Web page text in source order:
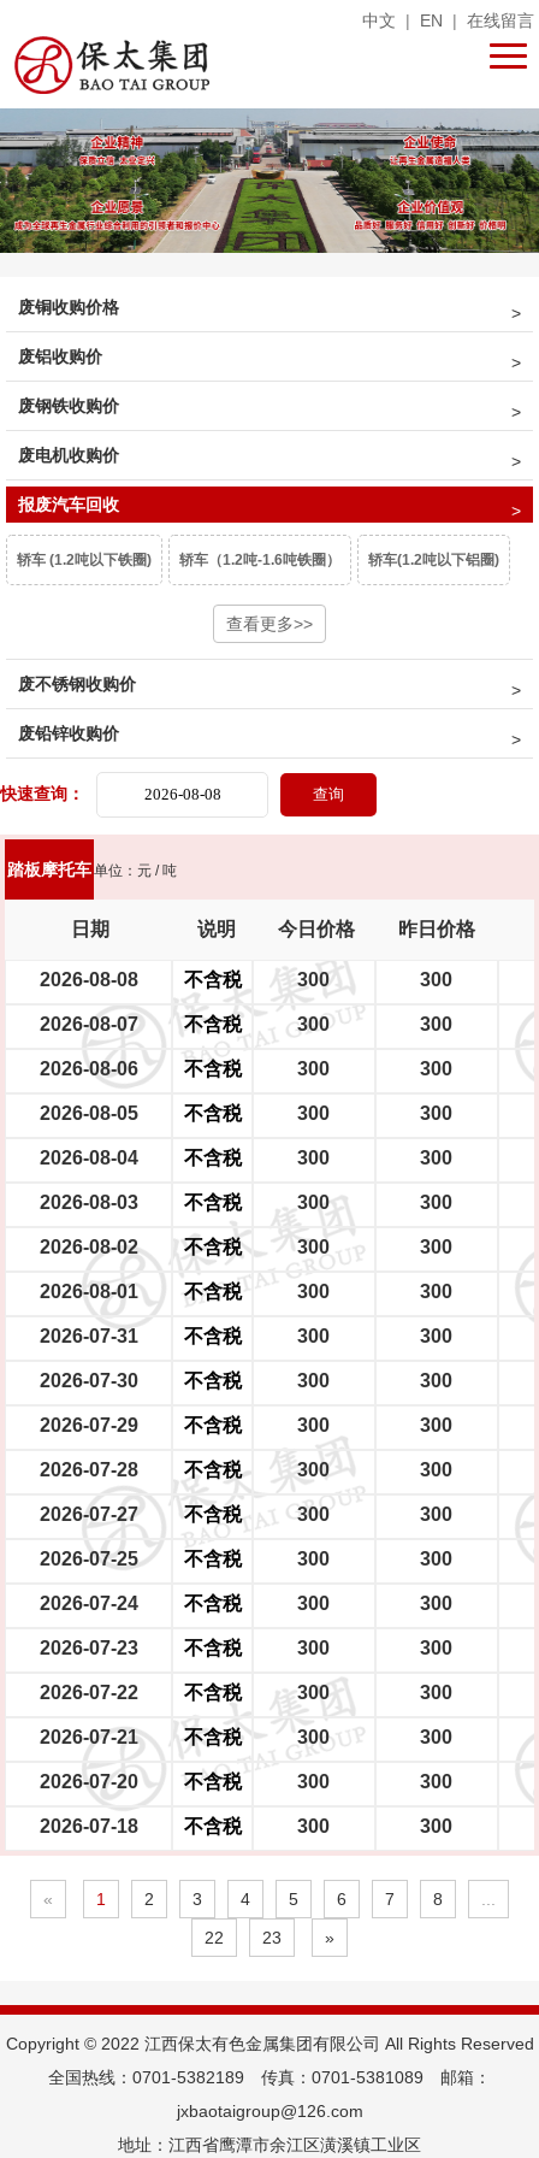
中文 | EN | 在线留言
废铜收购价格
废铝收购价
废钢铁收购价
废电机收购价
报废汽车回收
轿车 (1.2吨以下铁圈) 轿车（1.2吨-1.6吨铁圈） 轿车(1.2吨以下铝圈)
豪华轿车（1.6吨以上铝圈）
面包车(铝圈) 皮卡车(铁圈)
柴油皮卡车（铝圈）
货车(8吨以上)(集装箱、自卸车减50元/吨) 中巴、校巴
新能源轿车（铝圈） 新能源轿车（铁圈）
大型电瓶车 小型电瓶车
查看更多>>
废不锈钢收购价
废铅锌收购价
快速查询：
踏板摩托车单位：元 / 吨
日期 说明 今日价格 昨日价格
2026-08-08 不含税 300 300
2026-08-07 不含税 300 300
2026-08-06 不含税 300 300
2026-08-05 不含税 300 300
2026-08-04 不含税 300 300
2026-08-03 不含税 300 300
2026-08-02 不含税 300 300
2026-08-01 不含税 300 300
2026-07-31 不含税 300 300
2026-07-30 不含税 300 300
2026-07-29 不含税 300 300
2026-07-28 不含税 300 300
2026-07-27 不含税 300 300
2026-07-25 不含税 300 300
2026-07-24 不含税 300 300
2026-07-23 不含税 300 300
2026-07-22 不含税 300 300
2026-07-21 不含税 300 300
2026-07-20 不含税 300 300
2026-07-18 不含税 300 300
« 1 2 3 4 5 6 7 8
22
23 »
Copyright © 2022 江西保太有色金属集团有限公司 All Rights Reserved
全国热线：0701-5382189 传真：0701-5381089 邮箱：
jxbaotaigroup@126.com
地址：江西省鹰潭市余江区潢溪镇工业区